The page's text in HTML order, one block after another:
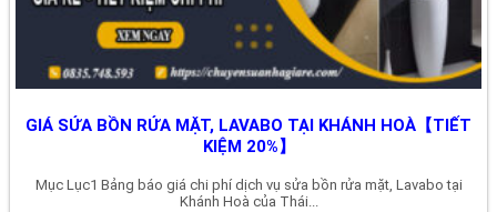
GIÁ SỬA BỒN RỬA MẶT, LAVABO TẠI KHÁNH HOÀ【TIẾT
KIỆM 20%】
Mục Lục1 Bảng báo giá chi phí dịch vụ sửa bồn rửa mặt, Lavabo tại
Khánh Hoà của Thái...